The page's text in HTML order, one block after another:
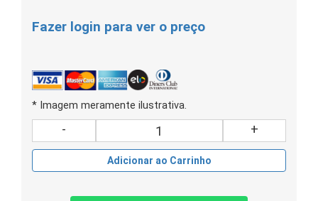
Fazer login para ver o preço
* Imagem meramente ilustrativa.
- +
Adicionar ao Carrinho